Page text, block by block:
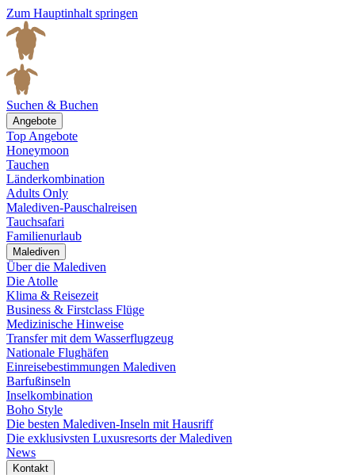
Zum Hauptinhalt springen
Suchen & Buchen
Angebote
Top Angebote
Honeymoon
Tauchen
Länderkombination
Adults Only
Malediven-Pauschalreisen
Tauchsafari
Familienurlaub
Malediven
Über die Malediven
Die Atolle
Klima & Reisezeit
Business & Firstclass Flüge
Medizinische Hinweise
Transfer mit dem Wasserflugzeug
Nationale Flughäfen
Einreisebestimmungen Malediven
Barfußinseln
Inselkombination
Boho Style
Die besten Malediven-Inseln mit Hausriff
Die exklusivsten Luxusresorts der Malediven
News
Kontakt